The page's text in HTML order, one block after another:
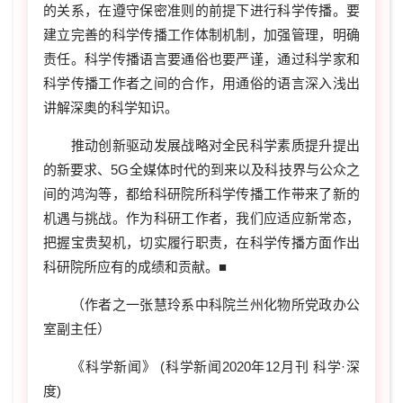
的关系，在遵守保密准则的前提下进行科学传播。要
建立完善的科学传播工作体制机制，加强管理，明确
责任。科学传播语言要通俗也要严谨，通过科学家和
科学传播工作者之间的合作，用通俗的语言深入浅出
讲解深奥的科学知识。
推动创新驱动发展战略对全民科学素质提升提出
的新要求、5G全媒体时代的到来以及科技界与公众之
间的鸿沟等，都给科研院所科学传播工作带来了新的
机遇与挑战。作为科研工作者，我们应适应新常态，
把握宝贵契机，切实履行职责，在科学传播方面作出
科研院所应有的成绩和贡献。■
（作者之一张慧玲系中科院兰州化物所党政办公
室副主任）
《科学新闻》 (科学新闻2020年12月刊 科学·深
度)